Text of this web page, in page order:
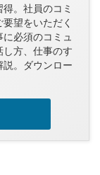
。社員のコミ
望をいただく
必須のコミュ
方、仕事のす
。ダウンロー